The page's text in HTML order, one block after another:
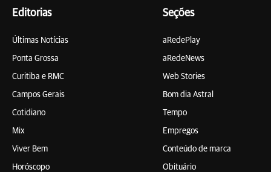
Editorias
Últimas Notícias
Ponta Grossa
Curitiba e RMC
Campos Gerais
Cotidiano
Mix
Viver Bem
Horóscopo
Seções
aRedePlay
aRedeNews
Web Stories
Bom dia Astral
Tempo
Empregos
Conteúdo de marca
Obituário